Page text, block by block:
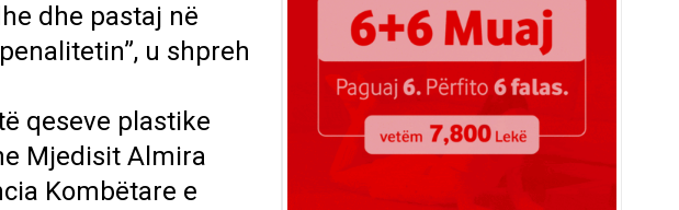
dhe pastaj në
u shpreh
qeseve plastike
Mjedisit Almira
Kombëtare e